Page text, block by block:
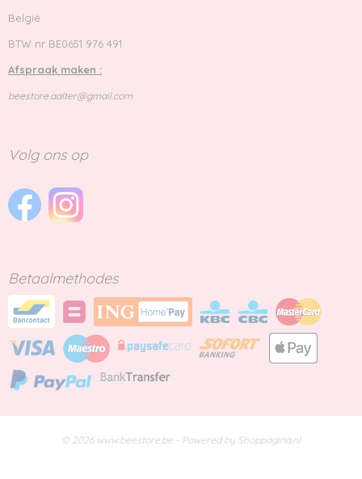
België
BTW nr BE0651 976 491
Afspraak maken :
beestore.aalter@gmail.com
Volg ons op
Betaalmethodes
© 2026 www.beestore.be - Powered by Shoppagina.nl